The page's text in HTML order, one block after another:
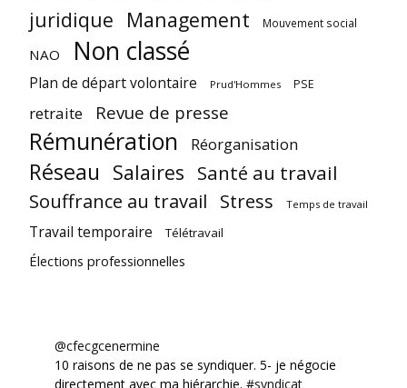
juridique Management Mouvement social
NAO Non classé
Plan de départ volontaire Prud'Hommes PSE
retraite Revue de presse
Rémunération Réorganisation
Réseau Salaires Santé au travail
Souffrance au travail Stress Temps de travail
Travail temporaire Télétravail
Élections professionnelles
@cfecgcenermine
10 raisons de ne pas se syndiquer. 5- je négocie
directement avec ma hiérarchie. #syndicat